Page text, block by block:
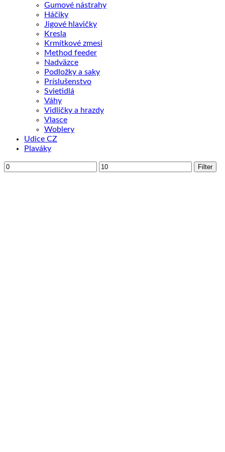
Gumové nástrahy
Háčiky
Jigové hlavičky
Kresla
Krmítkové zmesi
Method feeder
Nadväzce
Podložky a saky
Príslušenstvo
Svietidlá
Váhy
Vidličky a hrazdy
Vlasce
Woblery
Udice CZ
Plaváky
Minimálna
Maximálna
Filter